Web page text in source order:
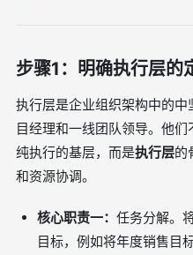
步骤1：明确执行层的
执行层是企业组织架构中的
目经理和一线团队领导。他
纯执行的基层，而是执行层的
和资源协调。
核心职责一： 任务分解。
目标，例如将年度销售目